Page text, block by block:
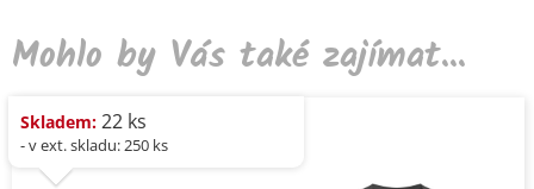
Mohlo by Vás také zajímat...
Skladem: 22 ks
- v ext. skladu: 250 ks